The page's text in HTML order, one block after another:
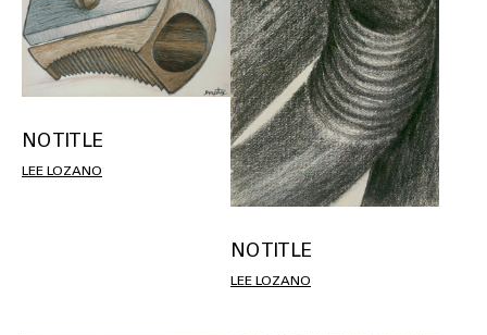
NO TITLE
LEE LOZANO
NO TITLE
LEE LOZANO